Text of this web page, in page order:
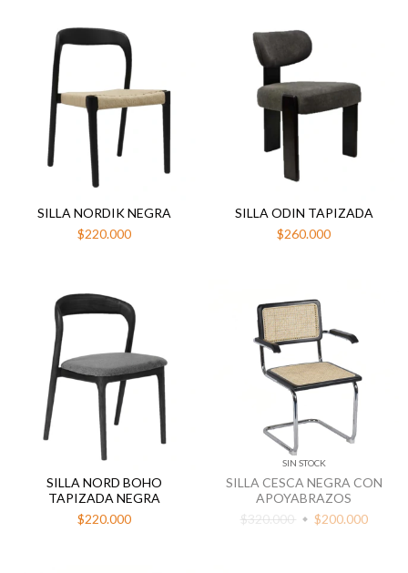
SILLA NORDIK NEGRA
$220.000
SILLA ODIN TAPIZADA
$260.000
SILLA NORD BOHO
TAPIZADA NEGRA
$220.000
SIN STOCK
SILLA CESCA NEGRA CON
APOYABRAZOS
$320.000
$200.000